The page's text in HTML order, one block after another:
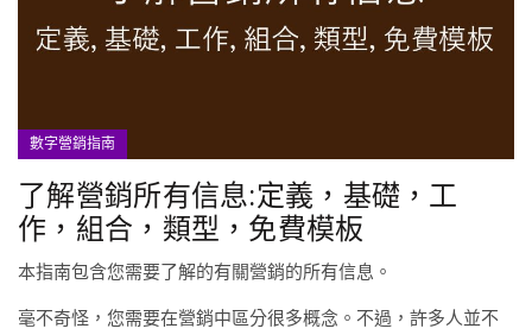
數字營銷指南
了解營銷所有信息:定義，基礎，工
作，組合，類型，免費模板
本指南包含您需要了解的有關營銷的所有信息。
毫不奇怪，您需要在營銷中區分很多概念。不過，許多人並不